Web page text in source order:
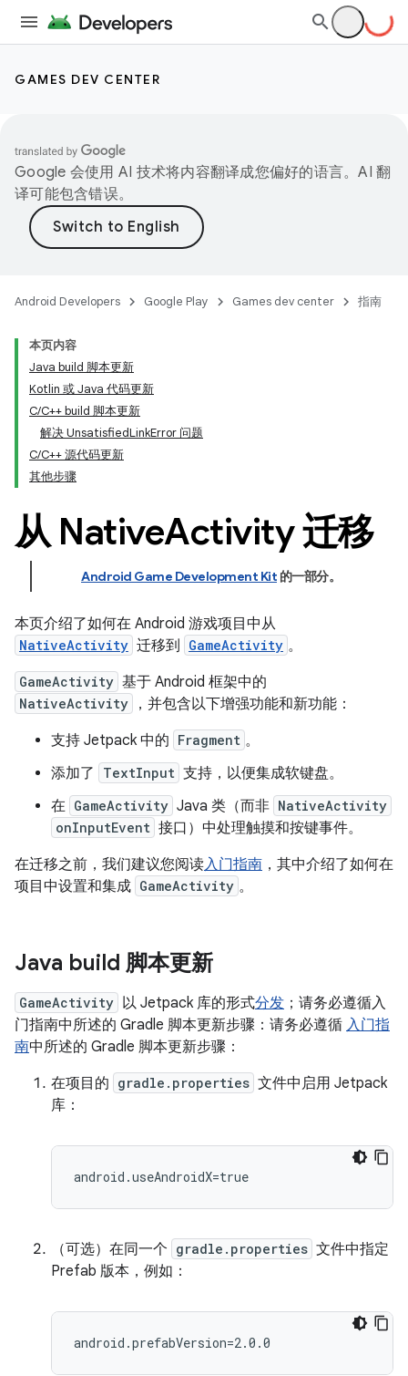
GAMES DEV CENTER
Google 会使用 AI 技术将内容翻译成您偏好的语言。AI 翻
译可能包含错误。
Android Developers Google Play Games dev center 指南
本页内容
Java build 脚本更新
Kotlin 或 Java 代码更新
C/C++ build 脚本更新
解决 UnsatisfiedLinkError 问题
C/C++ 源代码更新
其他步骤
从 NativeActivity 迁移
Android Game Development Kit 的一部分。
本页介绍了如何在 Android 游戏项目中从
NativeActivity 迁移到 GameActivity 。
GameActivity 基于 Android 框架中的
NativeActivity
，并包含以下增强功能和新功能：
支持 Jetpack 中的 Fragment 。
添加了
TextInput 支持，以便集成软键盘。
在 GameActivity Java 类（而非 NativeActivity
onInputEvent 接口）中处理触摸和按键事件。
在迁移之前，我们建议您阅读入门指南 ，其中介绍了如何在
项目中设置和集成 GameActivity 。
Java build 脚本更新
GameActivity 以 Jetpack 库的形式分发 ；请务必遵循入
门指南中所述的 Gradle 脚本更新步骤：请务必遵循 入门指
南中所述的 Gradle 脚本更新步骤：
在项目的 gradle.properties 文件中启用 Jetpack
库：
（可选）在同一个 gradle.properties 文件中指定
Prefab 版本，例如：